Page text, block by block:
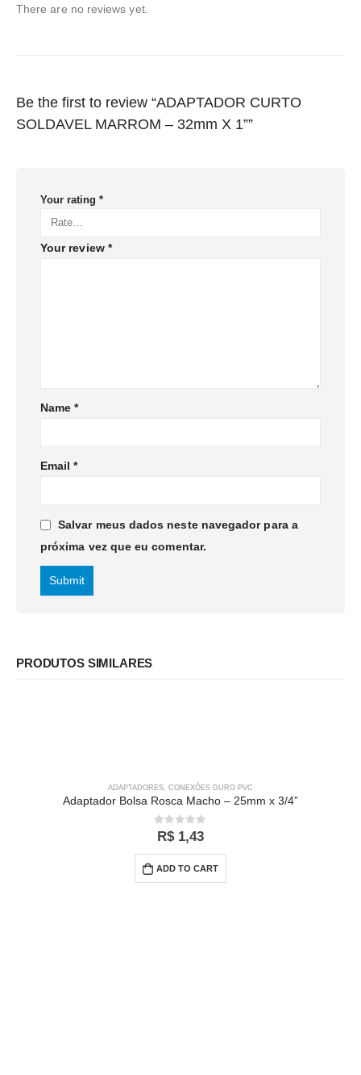
There are no reviews yet.
Be the first to review “ADAPTADOR CURTO
SOLDAVEL MARROM – 32mm X 1””
Your rating *
Your review *
Name*
Email*
Salvar meus dados neste navegador para a
próxima vez que eu comentar.
PRODUTOS SIMILARES
ADAPTADORES, CONEXÕES DURO PVC
Adaptador Bolsa Rosca Macho – 25mm x 3/4”
0out of 5
R$1,43
ADD TO CART